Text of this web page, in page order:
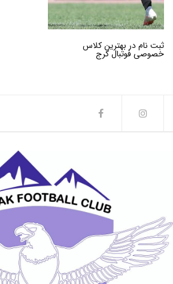
ثبت نام در بهترین کلاس
خصوصی فوتبال کرج